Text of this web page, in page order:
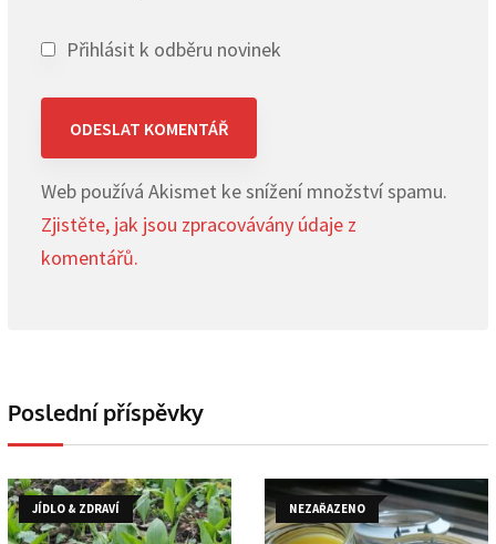
Přihlásit k odběru novinek
Web používá Akismet ke snížení množství spamu.
Zjistěte, jak jsou zpracovávány údaje z
komentářů.
Poslední příspěvky
JÍDLO & ZDRAVÍ NEZAŘAZENO